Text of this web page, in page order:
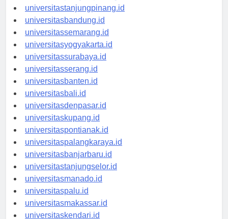
universitaspangkalpinang.id
universitastanjungpinang.id
universitasbandung.id
universitassemarang.id
universitasyogyakarta.id
universitassurabaya.id
universitasserang.id
universitasbanten.id
universitasbali.id
universitasdenpasar.id
universitaskupang.id
universitaspontianak.id
universitaspalangkaraya.id
universitasbanjarbaru.id
universitastanjungselor.id
universitasmanado.id
universitaspalu.id
universitasmakassar.id